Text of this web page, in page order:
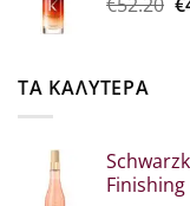
ΤΑ ΚΑΛΥΤΕΡΑ